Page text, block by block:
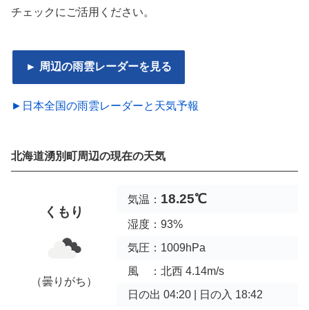
チェックにご活用ください。
► 周辺の雨雲レーダーを見る
►日本全国の雨雲レーダーと天気予報
北海道湧別町周辺の現在の天気
くもり
（曇りがち）
気温： 18.25℃
湿度：93%
気圧：1009hPa
風 ：北西 4.14m/s
日の出 04:20 | 日の入 18:42